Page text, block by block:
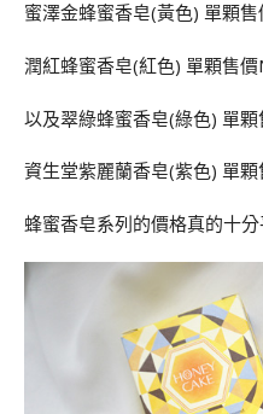
蜜澤金蜂蜜香皂(黃色) 單顆
潤紅蜂蜜香皂(紅色) 單顆售
以及翠綠蜂蜜香皂(綠色) 單
資生堂紫麗蘭香皂(紫色) 單
蜂蜜香皂系列的價格真的十分